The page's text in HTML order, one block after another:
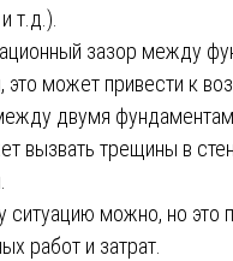
т.д.).
зазор между
это может привести к
двумя
вызвать трещины в
ситуацию можно, но это
работ и затрат.